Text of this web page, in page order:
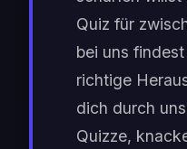
Quiz für
bei uns
richtige
dich durch
Quizze,